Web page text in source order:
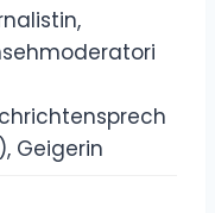
Geigerin